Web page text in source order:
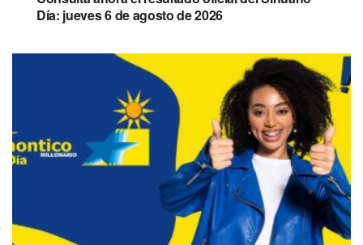
Día: jueves 6 de agosto de 2026